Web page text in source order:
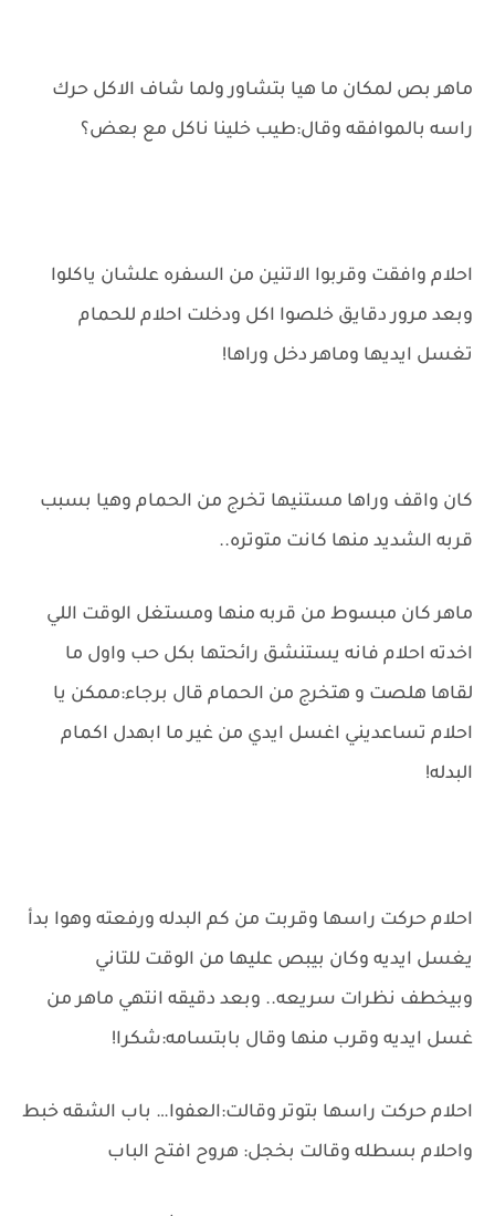
ماهر بص لمكان ما هيا بتشاور ولما شاف الاكل حرك
راسه بالموافقه وقال:طيب خلينا ناكل مع بعض؟
احلام وافقت وقربوا الاتنين من السفره علشان ياكلوا
وبعد مرور دقايق خلصوا اكل ودخلت احلام للحمام
تغسل ايديها وماهر دخل وراها!
كان واقف وراها مستنيها تخرج من الحمام وهيا بسبب
قربه الشديد منها كانت متوتره..
ماهر كان مبسوط من قربه منها ومستغل الوقت اللي
اخدته احلام فانه يستنشق رائحتها بكل حب واول ما
لقاها هلصت و هتخرج من الحمام قال برجاء:ممكن يا
احلام تساعديني اغسل ايدي من غير ما ابهدل اكمام
البدله!
احلام حركت راسها وقربت من كم البدله ورفعته وهوا بدأ
يغسل ايديه وكان بيبص عليها من الوقت للتاني
وبيخطف نظرات سريعه.. وبعد دقيقه انتهي ماهر من
غسل ايديه وقرب منها وقال بابتسامه:شكرا!
احلام حركت راسها بتوتر وقالت:العفوا… باب الشقه خبط
واحلام بسطله وقالت بخجل: هروح افتح الباب